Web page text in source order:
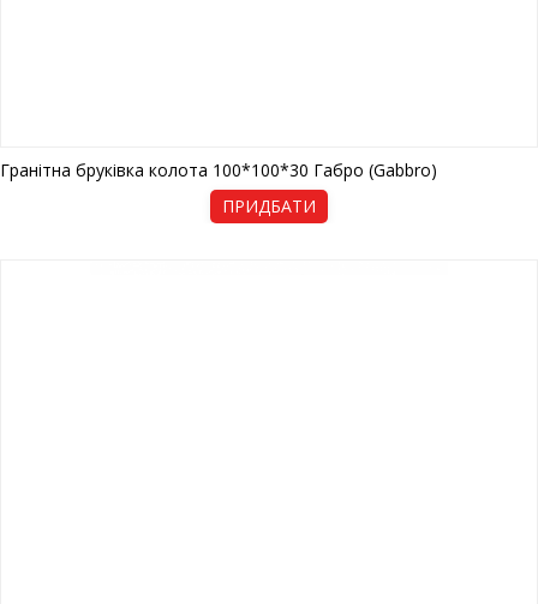
ПРИДБАТИ
Гранітна бруківка колота 100*100*30 Габро (Gabbro)